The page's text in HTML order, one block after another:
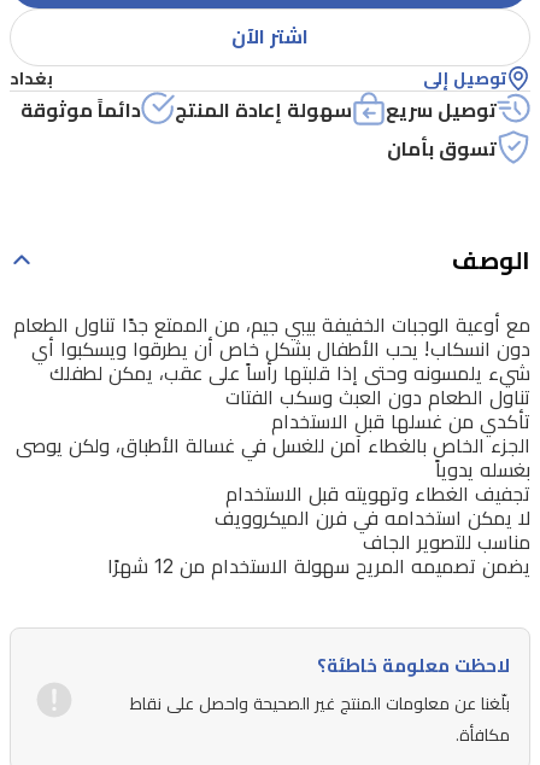
اشتر الآن
توصيل إلى بغداد
توصيل سريع سهولة إعادة المنتج
دائماً موثوقة
تسوق بأمان
الوصف
مع أوعية الوجبات الخفيفة بيبي جيم، من الممتع جدًا تناول الطعام
دون انسكاب! يحب الأطفال بشكل خاص أن يطرقوا ويسكبوا أي
شيء يلمسونه وحتى إذا قلبتها رأساً على عقب، يمكن لطفلك
تناول الطعام دون العبث وسكب الفتات
تأكدي من غسلها قبل الاستخدام
الجزء الخاص بالغطاء آمن للغسل في غسالة الأطباق، ولكن يوصى
بغسله يدوياً
تجفيف الغطاء وتهويته قبل الاستخدام
لا يمكن استخدامه في فرن الميكروويف
مناسب للتصوير الجاف
يضمن تصميمه المريح سهولة الاستخدام من 12 شهرًا
لاحظت معلومة خاطئة؟
بلّغنا عن معلومات المنتج غير الصحيحة واحصل على نقاط
مكافأة.